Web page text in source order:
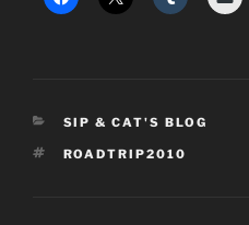
CATEGORIES
SIP & CAT'S BLOG
TAGS
ROADTRIP2010